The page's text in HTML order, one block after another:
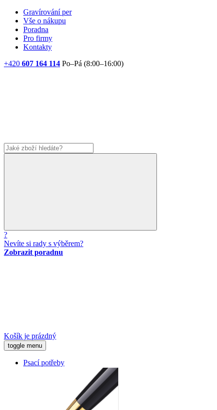
Gravírování per
Vše o nákupu
Poradna
Pro firmy
Kontakty
+420 607 164 114 Po–Pá (8:00–16:00)
?
Nevíte si rady s výběrem?
Zobrazit poradnu
Košík je prázdný
toggle menu
Psací potřeby